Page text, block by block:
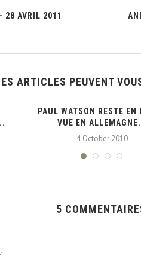
28 AVRIL 2011
ARTICLES PEUVENT
PAUL WATSON RESTE EN
VUE EN
4 October 2010
5